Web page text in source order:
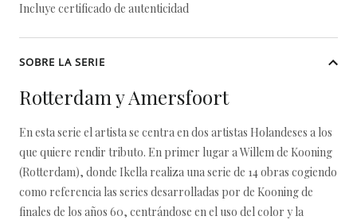
Incluye certificado de autenticidad
SOBRE LA SERIE
Rotterdam y Amersfoort
En esta serie el artista se centra en dos artistas Holandeses a los
que quiere rendir tributo. En primer lugar a Willem de Kooning
(Rotterdam), donde Ikella realiza una serie de 14 obras cogiendo
como referencia las series desarrolladas por de Kooning de
finales de los años 60, centrándose en el uso del color y la